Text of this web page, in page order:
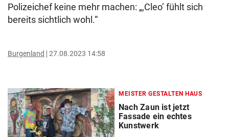
Polizeichef keine mehr machen: „,Cleo’ fühlt sich
bereits sichtlich wohl.“
Burgenland 27.08.2023 14:58
MEISTER GESTALTEN HAUS
Nach Zaun ist jetzt
Fassade ein echtes
Kunstwerk